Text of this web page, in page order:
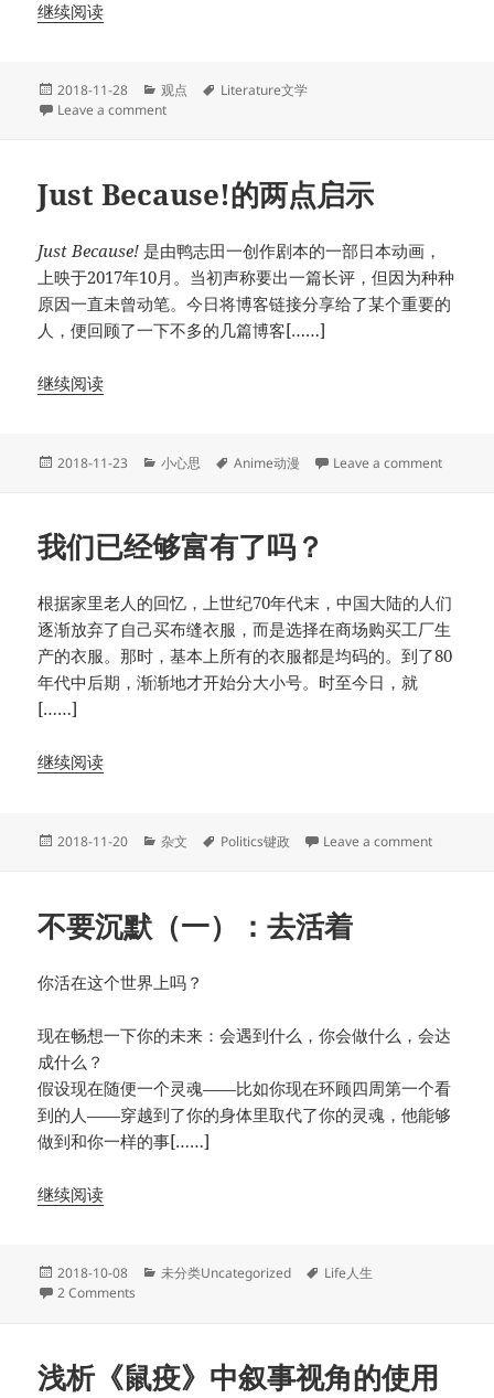
继续阅读
Posted
on
2018-11-28 Categories
观点 Tags
Literature文学
Leave a commenton 酸文人，别再祸害这个社会了
Just Because!的两点启示
Just Because! 是由鸭志田一创作剧本的一部日本动画，
上映于2017年10月。当初声称要出一篇长评，但因为种种
原因一直未曾动笔。今日将博客链接分享给了某个重要的
人，便回顾了一下不多的几篇博客[……]
继续阅读
Posted
2018-11-23 Categories
小心思 Tags
Anime动漫 Leave a commenton Just
我们已经够富有了吗？
根据家里老人的回忆，上世纪70年代末，中国大陆的人们
逐渐放弃了自己买布缝衣服，而是选择在商场购买工厂生
产的衣服。那时，基本上所有的衣服都是均码的。到了80
年代中后期，渐渐地才开始分大小号。时至今日，就
[……]
继续阅读
Posted
2018-11-20 Categories
杂文 Tags
Politics键政 Leave a commenton 我们已
不要沉默（一）：去活着
你活在这个世界上吗？
现在畅想一下你的未来：会遇到什么，你会做什么，会达
成什么？
假设现在随便一个灵魂——比如你现在环顾四周第一个看
到的人——穿越到了你的身体里取代了你的灵魂，他能够
做到和你一样的事[……]
继续阅读
Posted
on
2018-10-08 Categories
未分类Uncategorized Tags
Life人生
2 Comments
浅析《鼠疫》中叙事视角的使用